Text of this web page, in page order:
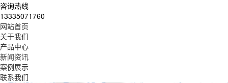
咨询热线
13335071760
网站首页
关于我们
产品中心
新闻资讯
案例展示
联系我们